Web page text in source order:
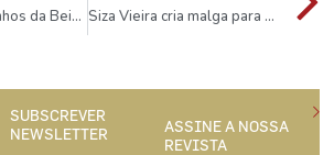
Concurso de Vinhos da Beira Interior atribui 25 Medalhas de Ouro Siza Vieira cria malga para a Quinta da Pacheca
SUBSCREVER
NEWSLETTER
ASSINE A NOSSA
REVISTA